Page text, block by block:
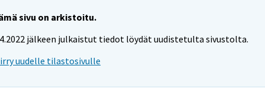
sivu on arkistoitu.
jälkeen julkaistut tiedot löydät uudistetulta sivustolta.
uudelle tilastosivulle